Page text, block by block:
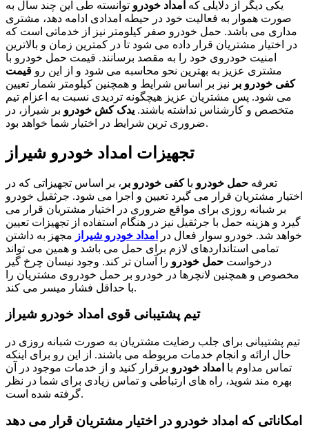
یکی دیگر از دلایلی که امداد خودرو توانسته طی این چند سال به
صورت هموار به فعالیت خود در حیطه امدادی ادامه دهد، مشتری
مداری می باشد. حمل خودرو صفر کیلومتر نیز از خدماتی است که
در اختیار مشتریان قرار داده می شود تا در کمترین زمان و بالاترین
امنیت خودروی خود را به مقصد برسانند. قیمت حمل خودرو با
مشتری عزیز به بهترین نحو محاسبه می شود و از این رو قیمت
کفی خودرو بر نیز بر اساس شرایط و همچنین کیلومتر شمار تعیین
می شود. پس مشتریان عزیز هیچگونه تردیدی نسبت به اعزام تیم
متخصص و کارشناس نداشته باشند. یدک کش خودرو بر شیراز، در
ضروری ترین شرایط در اختیار شما خواهد بود.
تجهیزات امداد خودرو شیراز
تعرفه حمل خودرو باکفی خودرو بر ، بر اساس تجهیزاتی که در
اختیار مشتریان قرار می گیرد تعیین و اجرا می شود. جرثقیل خودرو
بر شبانه روزی برای مواقع ضروری در اختیار مشتریان قرار می
گیرد و هزینه حمل با جرثقیل نیز در هنگام استفاده از تجهیزات تعیین
خواهد شد. خودرو سوار فعال در
امداد خودرو شیراز مجهز به داشتن
تمامی استانداردهای لازم برای حمل می باشد و همین می تواند
درخواست حمل خودرو را آسان تر کند. وجود نیسان چرخ گیر
مخصوص و همچنین لانچرها در خودرو بر حمل خودروی مشتریان را
با حداقل فشار میسر می کند.
تیم پشتیبانی قوی امداد خودرو شیراز
تیم پشتیبانی برای جلب رضایت مشتریان به صورت شبانه روزی در
حال ارائه و انجام خدمات مربوطه می باشند. از این رو برای اینکه
تماس مداوم با امداد خودرو برقرار کنید و از خدمات موجود در آن
بهره مند شوید، راه های ارتباطی و تماس زیادی برای شما در نظر
گرفته شده است.
امکاناتی که امداد خودرو در اختیار مشتریان قرار می دهد